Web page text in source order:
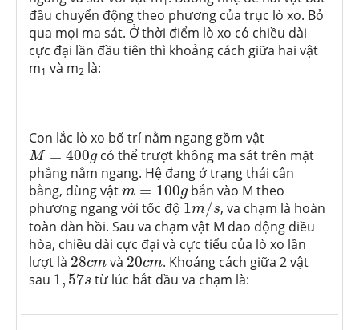
đầu chuyển động theo phương của trục lò xo. Bỏ
qua mọi ma sát. Ở thời điểm lò xo có chiều dài
cực đại lần đầu tiên thì khoảng cách giữa hai vật
m1 và m2 là:
Con lắc lò xo bố trí nằm ngang gồm vật
M = 400g
M=400g
có thể trượt không ma sát trên mặt
phẳng nằm ngang. Hệ đang ở trạng thái cân
bằng, dùng vật m = 100g
m=100g bắn vào M theo
phương ngang với tốc độ 1m/s
1m/s, va chạm là hoàn
toàn đàn hồi. Sau va chạm vật M dao động điều
hòa, chiều dài cực đại và cực tiểu của lò xo lần
lượt là 28cm
28cmvà 20cm
20cm. Khoảng cách giữa 2 vật
sau 1, 57s
1,57stừ lúc bắt đầu va chạm là: